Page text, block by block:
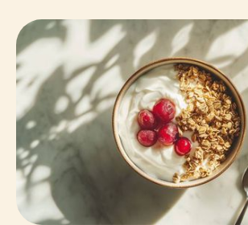
Mais peut-il vraiment aider à
l’adapter en hiver ? Voici un guide
comprendre et adopter ce mode
équilibré.